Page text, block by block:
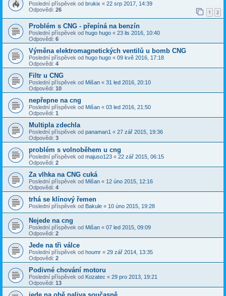
Poslední příspěvek od brukix « 22 srp 2017, 14:39
Odpovědi: 26 1 2
Problém s CNG - přepíná na benzín
Poslední příspěvek od hugo hugo « 23 lis 2016, 10:40
Odpovědi: 6
Výměna elektromagnetických ventilů u bomb CNG
Poslední příspěvek od hugo hugo « 09 kvě 2016, 17:18
Odpovědi: 4
Filtr u CNG
Poslední příspěvek od Mišan « 31 led 2016, 20:10
Odpovědi: 10
nepřepne na cng
Poslední příspěvek od Mišan « 03 led 2016, 21:50
Odpovědi: 1
Multipla zdechla
Poslední příspěvek od panaman1 « 27 zář 2015, 19:36
Odpovědi: 3
problém s volnoběhem u cng
Poslední příspěvek od majuso123 « 22 zář 2015, 06:15
Odpovědi: 2
Za vlhka na CNG cuká
Poslední příspěvek od Mišan « 12 úno 2015, 12:16
Odpovědi: 4
trhá se klínový řemen
Poslední příspěvek od Bakule « 10 úno 2015, 19:28
Nejede na cng
Poslední příspěvek od Mišan « 07 led 2015, 09:09
Odpovědi: 2
Jede na tři válce
Poslední příspěvek od houmr « 29 zář 2014, 13:35
Odpovědi: 2
Podivné chování motoru
Poslední příspěvek od Kozatec « 29 pro 2013, 19:21
Odpovědi: 13